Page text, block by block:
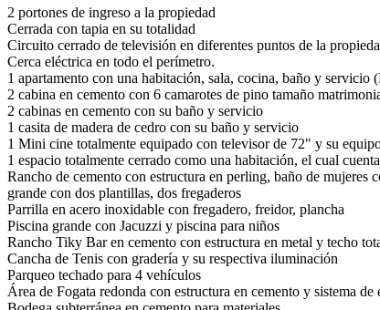
2 portones de ingreso a la propiedad
Cerrada con tapia en su totalidad
Circuito cerrado de televisión en diferentes puntos de la
Cerca eléctrica en todo el perímetro.
1 apartamento con una habitación, sala, cocina, baño y servicio
2 cabina en cemento con 6 camarotes de pino tamaño
2 cabinas en cemento con su baño y servicio
1 casita de madera de cedro con su baño y servicio
1 Mini cine totalmente equipado con televisor de 72" y su
1 espacio totalmente cerrado como una habitación, el cual
Rancho de cemento con estructura en perling, baño de
grande con dos plantillas, dos fregaderos
Parrilla en acero inoxidable con fregadero, freidor, plancha
Piscina grande con Jacuzzi y piscina para niños
Rancho Tiky Bar en cemento con estructura en metal y techo
Cancha de Tenis con gradería y su respectiva iluminación
Parqueo techado para 4 vehículos
Área de Fogata redonda con estructura en cemento y sistema